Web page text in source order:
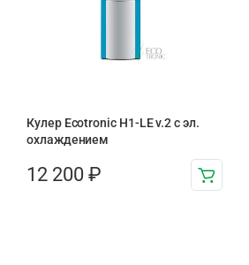
Кулер Ecotronic H1-LE v.2 с эл.
охлаждением
12 200 ₽